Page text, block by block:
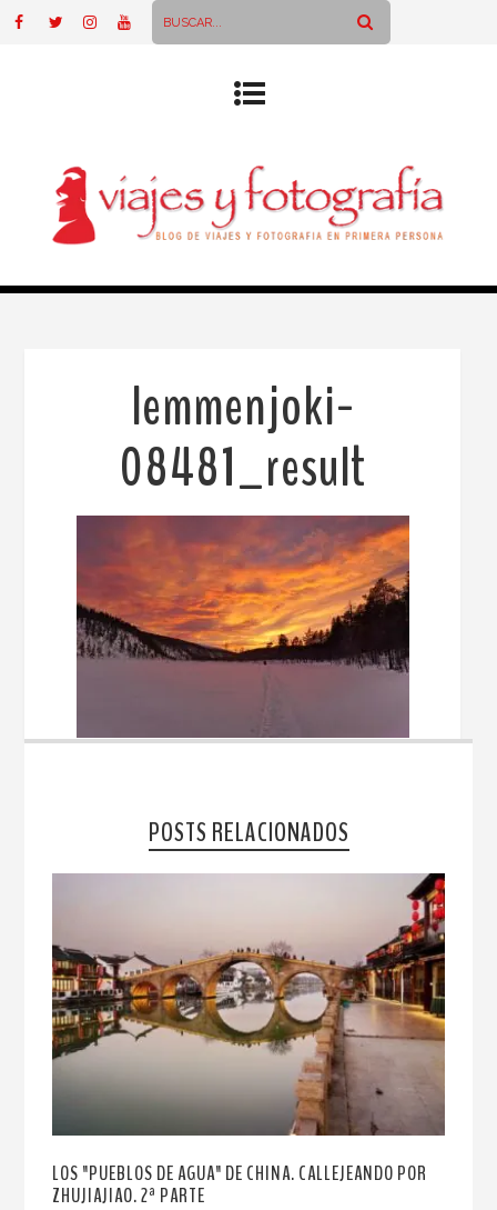
lemmenjoki-
08481_result
POSTS RELACIONADOS
LOS "PUEBLOS DE AGUA" DE CHINA. CALLEJEANDO POR
ZHUJIAJIAO. 2ª PARTE